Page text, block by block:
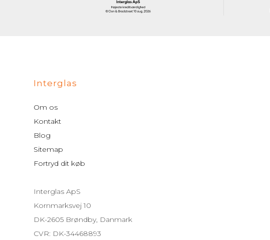
Interglas
Om os
Kontakt
Blog
Sitemap
Fortryd dit køb
Interglas ApS
Kornmarksvej 10
DK-2605 Brøndby, Danmark
CVR: DK-34468893